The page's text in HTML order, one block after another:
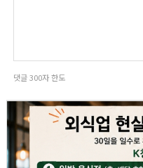
댓글300자 한도